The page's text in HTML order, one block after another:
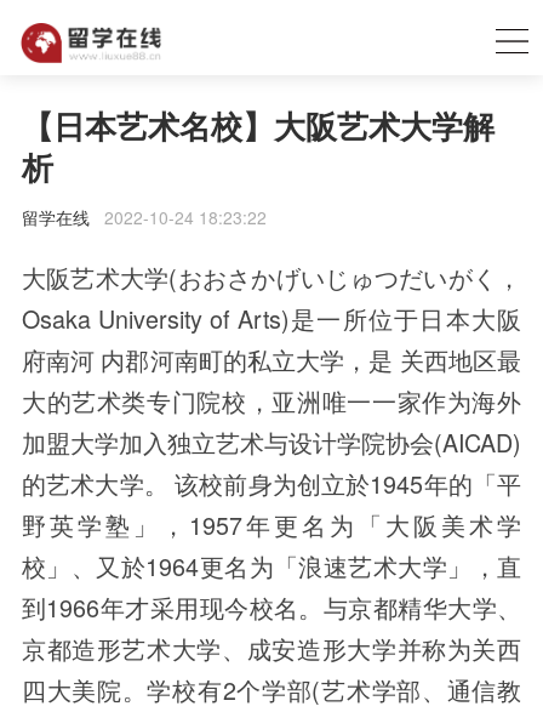
【日本艺术名校】大阪艺术大学解
析
留学在线2022-10-24 18:23:22
大阪艺术大学(おおさかげいじゅつだいがく，
Osaka University of Arts)是一所位于日本大阪
府南河 内郡河南町的私立大学，是 关西地区最
大的艺术类专门院校，亚洲唯一一家作为海外
加盟大学加入独立艺术与设计学院协会(AICAD)
的艺术大学。 该校前身为创立於1945年的「平
野英学塾」，1957年更名为「大阪美术学
校」、又於1964更名为「浪速艺术大学」，直
到1966年才采用现今校名。与京都精华大学、
京都造形艺术大学、成安造形大学并称为关西
四大美院。学校有2个学部(艺术学部、通信教